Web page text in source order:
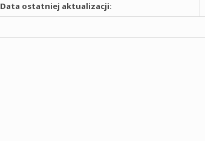
Data ostatniej aktualizacji: